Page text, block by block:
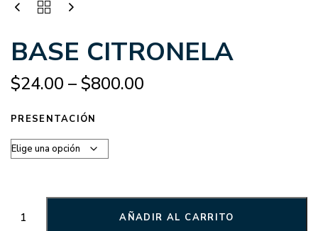
BASE CITRONELA
$24.00 –$800.00
PRESENTACIÓN
AÑADIR AL CARRITO